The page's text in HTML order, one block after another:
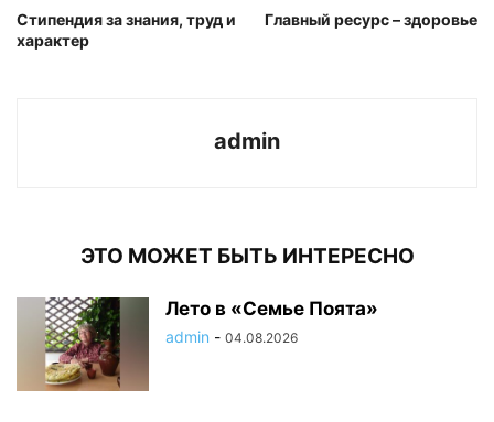
Стипендия за знания, труд и
характер
Главный ресурс – здоровье
admin
ЭТО МОЖЕТ БЫТЬ ИНТЕРЕСНО
Лето в «Семье Поята»
admin - 04.08.2026